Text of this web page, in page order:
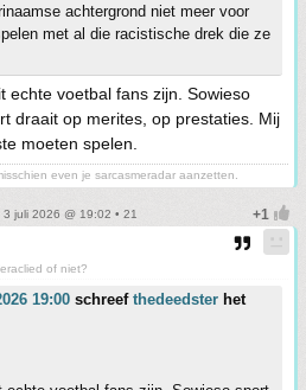
achtergrond niet meer voor
met al die racistische drek die ze
echte voetbal fans zijn. Sowieso
draait op merites, op prestaties. Mij
moeten spelen.
even je sarcasmeradar aanzetten.
3 juli 2026 @ 19:02 • 21
of niet?
19:00 schreef thedeedster het